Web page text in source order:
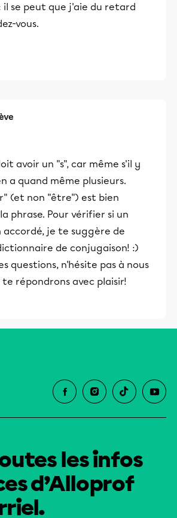
se peut que j'aie du retard
vous.
avoir un "s", car même s'il y
a quand même plusieurs.
(et non "être") est bien
phrase. Pour vérifier si un
accordé, je te suggère de
de conjugaison! :)
questions, n'hésite pas à nous
te répondrons avec plaisir!
les infos
d’Alloprof